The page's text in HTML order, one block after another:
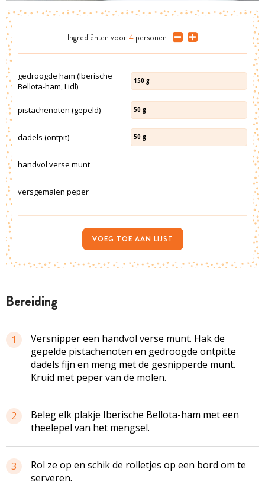
bereiding
1
Versnipper een handvol verse munt. Hak de
gepelde pistachenoten en gedroogde ontpitte
dadels fijn en meng met de gesnipperde munt.
Kruid met peper van de molen.
2
Beleg elk plakje Iberische Bellota-ham met een
theelepel van het mengsel.
3
Rol ze op en schik de rolletjes op een bord om te
serveren.
Ingrediënten voor 4 personen
gedroogde ham (Iberische
Bellota-ham, Lidl)
150 g
pistachenoten (gepeld) 50 g
dadels (ontpit) 50 g
handvol verse munt
versgemalen peper
VOEG TOE AAN LIJST